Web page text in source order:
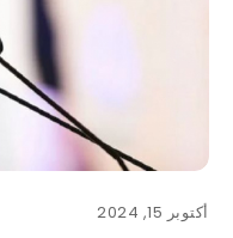
أكتوبر 15, 2024